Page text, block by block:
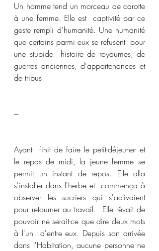
Un homme tend un morceau de carotte
à une femme. Elle est  captivité par ce
geste rempli d'humanité. Une humanité
que certains parmi eux se refusent  pour
une stupide  histoire de royaumes, de
guerres anciennes, d'appartenances et
de tribus.
---
Ayant  finit de faire le petit-déjeuner et
le repas de midi, la jeune femme se
permit un instant de repos. Elle alla
s'installer dans l'herbe et  commença à
observer les sucriers qui s'activaient
pour retourner au travail.  Elle rêvait de
pouvoir ne serait-ce que dire deux mots
à l'un  d'entre eux. Depuis son arrivée
dans l'Habitation, aucune personne ne